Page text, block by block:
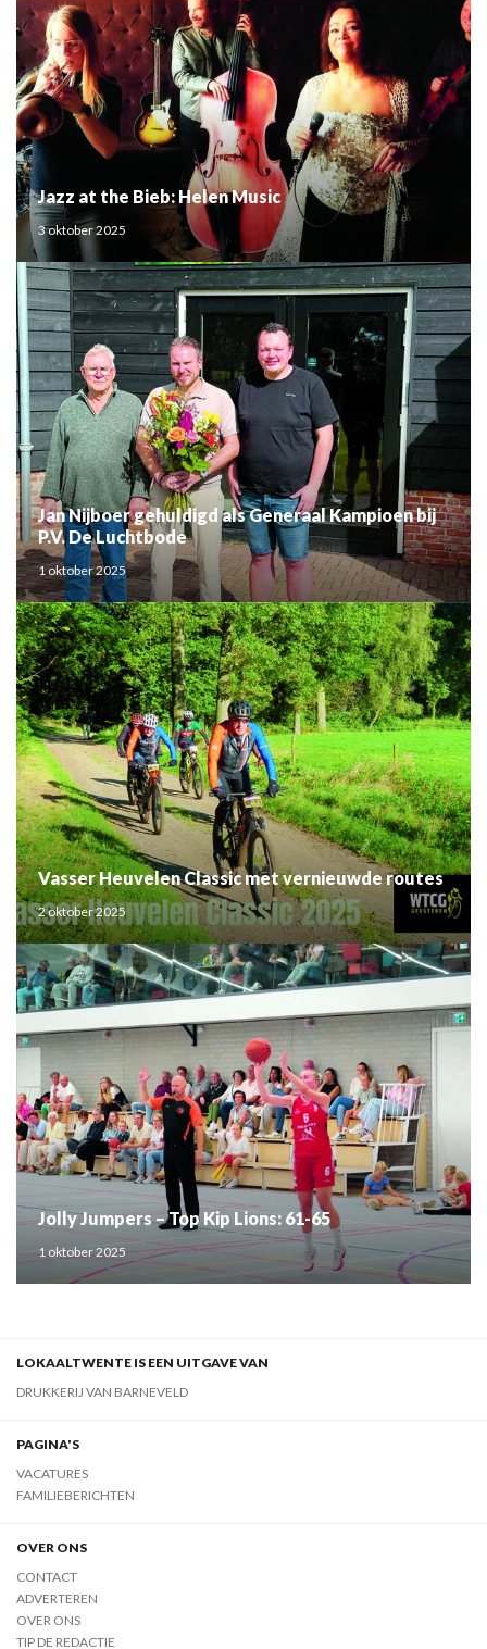
Jazz at the Bieb: Helen Music
3 oktober 2025
Jan Nijboer gehuldigd als Generaal Kampioen bij
P.V. De Luchtbode
1 oktober 2025
Vasser Heuvelen Classic met vernieuwde routes
2 oktober 2025
Jolly Jumpers – Top Kip Lions: 61-65
1 oktober 2025
LOKAALTWENTE IS EEN UITGAVE VAN
DRUKKERIJ VAN BARNEVELD
PAGINA'S
VACATURES
FAMILIEBERICHTEN
OVER ONS
CONTACT
ADVERTEREN
OVER ONS
TIP DE REDACTIE